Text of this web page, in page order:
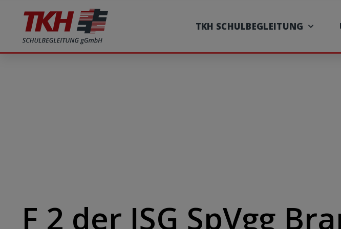
TKH SCHULBEGLEITUNG
F 2 der JSG SpVgg